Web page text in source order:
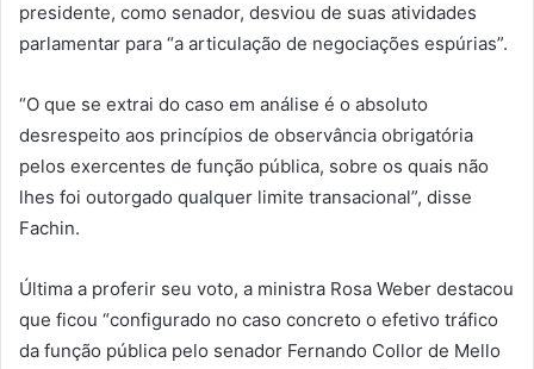
presidente, como senador, desviou de suas atividades
parlamentar para “a articulação de negociações espúrias”.
“O que se extrai do caso em análise é o absoluto
desrespeito aos princípios de observância obrigatória
pelos exercentes de função pública, sobre os quais não
lhes foi outorgado qualquer limite transacional”, disse
Fachin.
Última a proferir seu voto, a ministra Rosa Weber destacou
que ficou “configurado no caso concreto o efetivo tráfico
da função pública pelo senador Fernando Collor de Mello